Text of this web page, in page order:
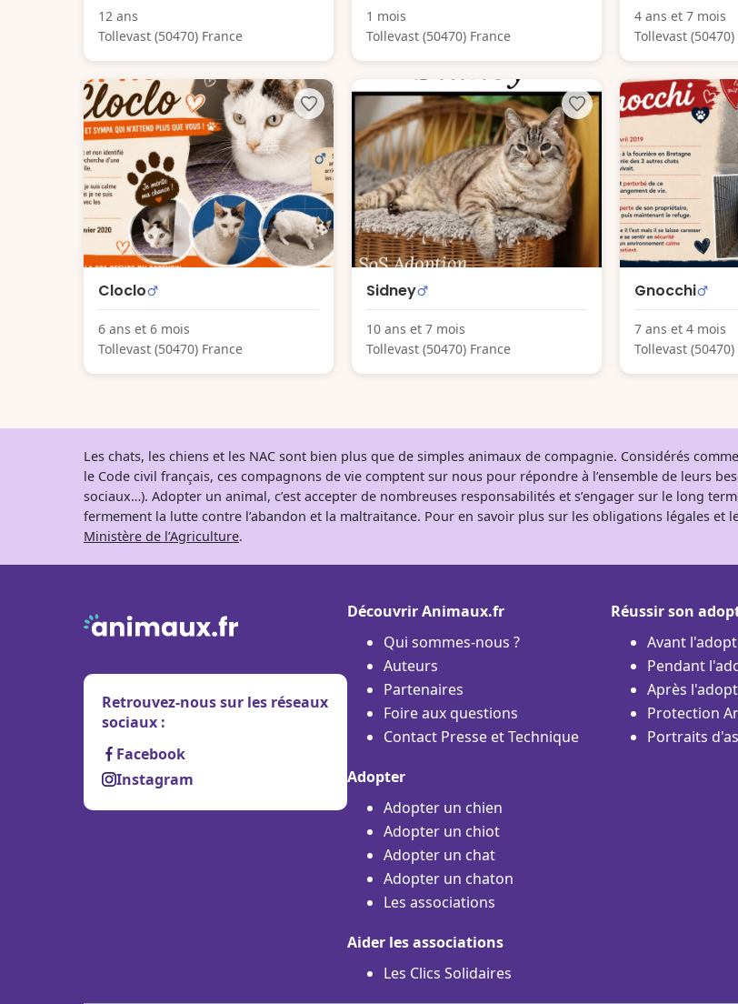
12 ans
Tollevast (50470) France
1 mois
Tollevast (50470) France
4 ans et 7 mois
Tollevast
Cloclo
6 ans et 6 mois
Tollevast (50470) France
Sidney
10 ans et 7 mois
Tollevast (50470) France
Gnocchi
7 ans et 4 mois
Tollevast
Les chats, les chiens et les NAC sont bien plus que de simples animaux de compagnie. Considérés
le Code civil français, ces compagnons de vie comptent sur nous pour répondre à l’ensemble de leurs
sociaux…). Adopter un animal, c’est accepter de nombreuses responsabilités et s’engager sur le long
fermement la lutte contre l’abandon et la maltraitance. Pour en savoir plus sur les obligations légales et
Ministère de l’Agriculture.
Retrouvez-nous sur les réseaux
sociaux :
Facebook
Instagram
Découvrir Animaux.fr
Qui sommes-nous ?
Auteurs
Partenaires
Foire aux questions
Contact Presse et Technique
Adopter
Adopter un chien
Adopter un chiot
Adopter un chat
Adopter un chaton
Les associations
Aider les associations
Les Clics Solidaires
Réussir son
Avant
Pendant
Après
Protection
Portraits